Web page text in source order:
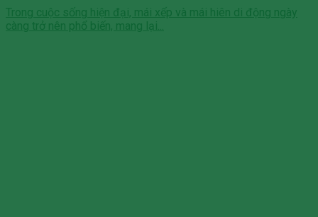
Trong cuộc sống hiện đại, mái xếp và mái hiên di động ngày
càng trở nên phổ biến, mang lại...